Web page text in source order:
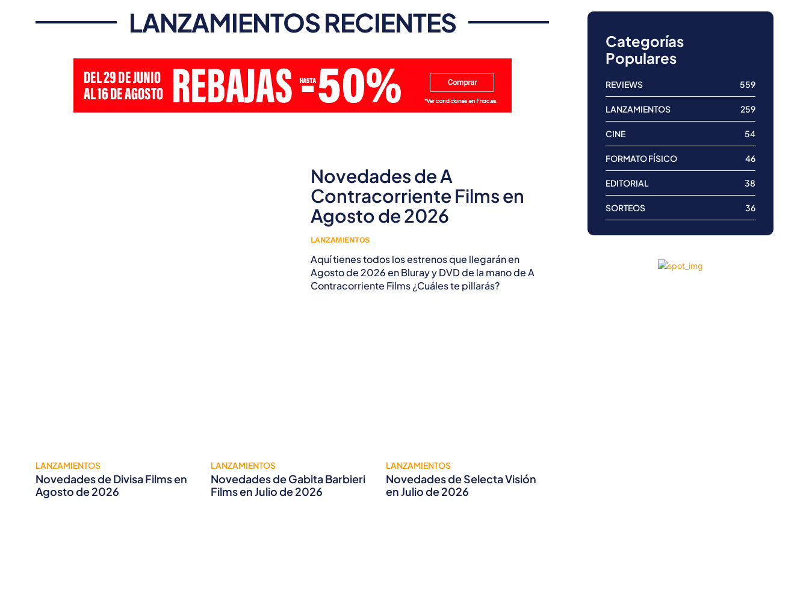
LANZAMIENTOS RECIENTES
Novedades de A
Contracorriente Films en
Agosto de 2026
LANZAMIENTOS
Aquí tienes todos los estrenos que llegarán en
Agosto de 2026 en Bluray y DVD de la mano de A
Contracorriente Films ¿Cuáles te pillarás?
LANZAMIENTOS
Novedades de Divisa Films en
Agosto de 2026
LANZAMIENTOS
Novedades de Gabita Barbieri
Films en Julio de 2026
LANZAMIENTOS
Novedades de Selecta Visión
en Julio de 2026
Categorías
Populares
REVIEWS 559
LANZAMIENTOS 259
CINE 54
FORMATO FÍSICO 46
EDITORIAL 38
SORTEOS 36